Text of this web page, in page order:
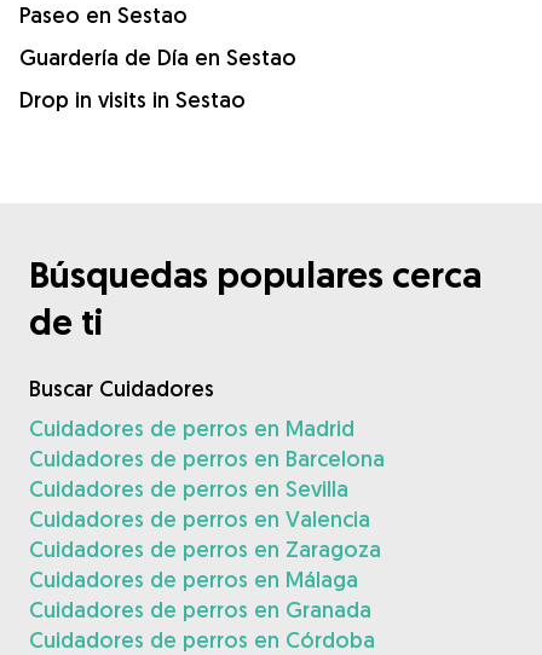
Paseo en Sestao
Guardería de Día en Sestao
Drop in visits in Sestao
Búsquedas populares cerca
de ti
Buscar Cuidadores
Cuidadores de perros en Madrid
Cuidadores de perros en Barcelona
Cuidadores de perros en Sevilla
Cuidadores de perros en Valencia
Cuidadores de perros en Zaragoza
Cuidadores de perros en Málaga
Cuidadores de perros en Granada
Cuidadores de perros en Córdoba